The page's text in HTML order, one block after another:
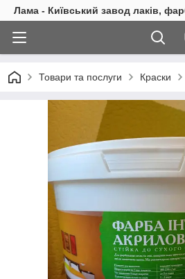
Лама - Київський завод лаків,
Товари та послуги Краски